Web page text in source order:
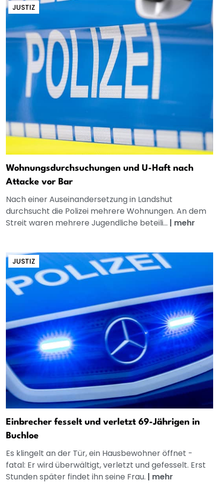
JUSTIZ
Wohnungsdurchsuchungen und U-Haft nach
Attacke vor Bar
Nach einer Auseinandersetzung in Landshut
durchsucht die Polizei mehrere Wohnungen. An dem
Streit waren mehrere Jugendliche beteili... | mehr
JUSTIZ
Einbrecher fesselt und verletzt 69-Jährigen in
Buchloe
Es klingelt an der Tür, ein Hausbewohner öffnet -
fatal: Er wird überwältigt, verletzt und gefesselt. Erst
Stunden später findet ihn seine Frau. | mehr